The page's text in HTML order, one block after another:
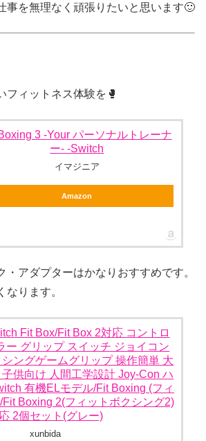
事を無理なく頑張りたいと思います🙂
フィットネス体験を🥊
3 -Your パーソナルトレーナ
ー- -Switch
イマジニア
Amazon
・アダプターはかなりおすすめです。
なります。
Fit Box/Fit Box 2対応 コントロ
ー グリップ スイッチ ジョイコン
ングゲームグリップ 操作簡単 大
子供向け 人間工学設計 Joy-Con ハ
有機ELモデル/Fit Boxing (フィ
Fit Boxing 2(フィットボクシング2)
2個セット(グレー)
xunbida